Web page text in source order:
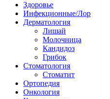
Здоровье
Инфекционные/Лор
Дерматология
Лишай
Молочница
Кандидоз
Грибок
Стоматология
Стоматит
Ортопедия
Онкология